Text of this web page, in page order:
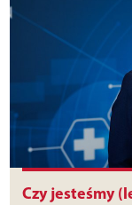
Czy jesteśmy